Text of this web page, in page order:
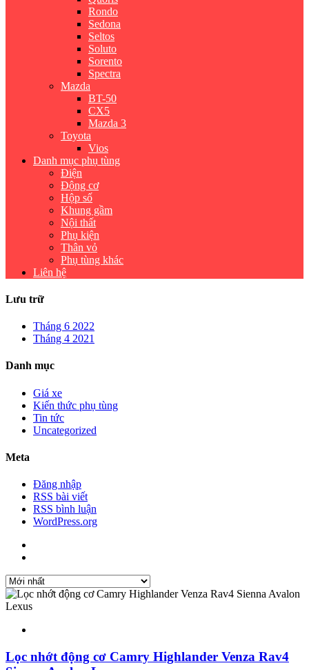
Rondo
Sedona
Seltos
Soluto
Sorento
Spectra
Mazda
BT-50
CX5
Mazda 3
Toyota
Vios
Danh mục phụ tùng
Điện
Động cơ
Hộp số
Khung gầm
Nội thất
Phụ kiện
Thân vỏ
Phụ tùng khác
Liên hệ
Lưu trữ
Tháng 6 2022
Tháng 4 2021
Danh mục
Giá xe
Kiến thức phụ tùng
Tin tức
Uncategorized
Meta
Đăng nhập
RSS bài viết
RSS bình luận
WordPress.org
Lọc nhớt động cơ Camry Highlander Venza Rav4